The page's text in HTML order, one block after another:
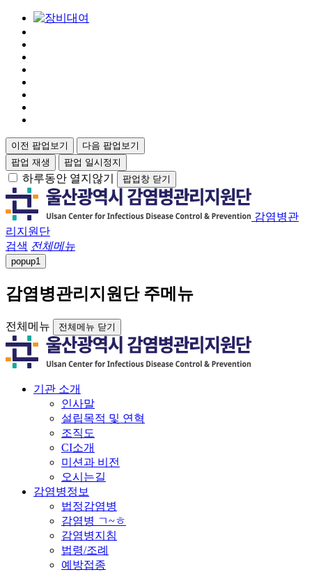
이전 팝업보기
다음 팝업보기
팝업 재생
팝업 일시정지
하루동안 열지않기 팝업창 닫기
감염병관
리지원단
검색 전체메뉴
popup1
감염병관리지원단 주메뉴
전체메뉴 전체메뉴 닫기
기관 소개
인사말
설립목적 및 연혁
조직도
CI소개
미션과 비전
오시는길
감염병정보
법정감염병
감염병 ㄱ~ㅎ
감염병지침
법령/조례
예방접종